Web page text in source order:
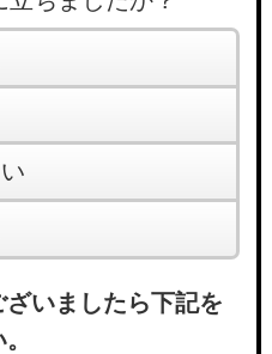
いましたら下記を